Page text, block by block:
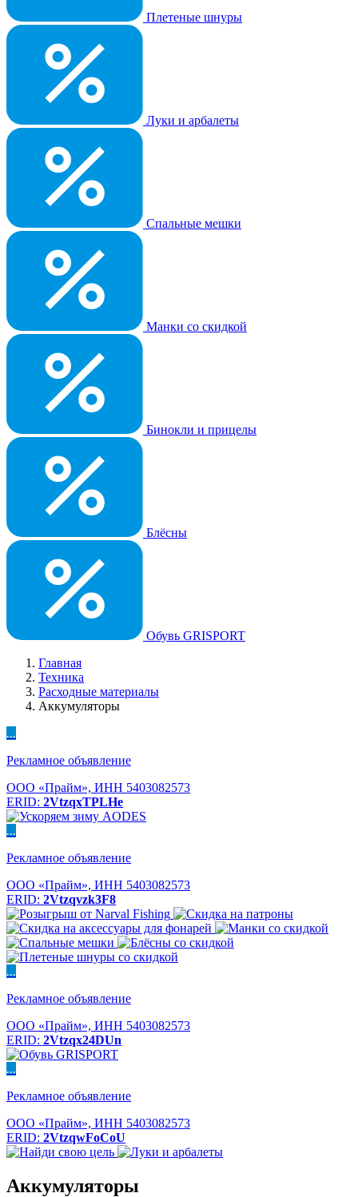
Плетеные шнуры
Луки и арбалеты
Спальные мешки
Манки со скидкой
Бинокли и прицелы
Блёсны
Обувь GRISPORT
Главная
Техника
Расходные материалы
Аккумуляторы
...
Рекламное объявление
ООО «Прайм», ИНН 5403082573
ERID: 2VtzqxTPLHe
...
Рекламное объявление
ООО «Прайм», ИНН 5403082573
ERID: 2Vtzqvzk3F8
...
Рекламное объявление
ООО «Прайм», ИНН 5403082573
ERID: 2Vtzqx24DUn
...
Рекламное объявление
ООО «Прайм», ИНН 5403082573
ERID: 2VtzqwFoCoU
Аккумуляторы